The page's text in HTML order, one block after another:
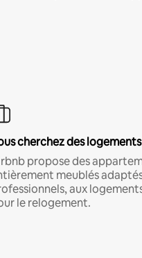
cherchez des
propose des
meublés
aux
le relogement.